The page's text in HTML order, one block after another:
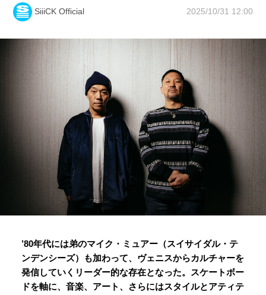
SiiiCK Official 2025/10/31 12:00
’80年代には弟のマイク・ミュアー（スイサイダル・テ
ンデンシーズ）も加わって、ヴェニスからカルチャーを
発信していくリーダー的な存在となった。スケートボー
ドを軸に、音楽、アート、さらにはスタイルとアティテ